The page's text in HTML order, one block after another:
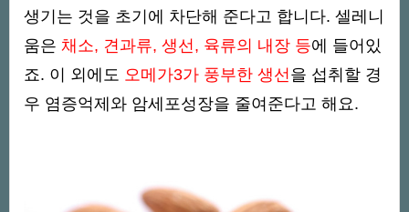
생기는 것을 초기에 차단해 준다고 합니다. 셀레니
움은 채소, 견과류, 생선, 육류의 내장 등에 들어있
죠. 이 외에도 오메가3가 풍부한 생선을 섭취할 경
우 염증억제와 암세포성장을 줄여준다고 해요.